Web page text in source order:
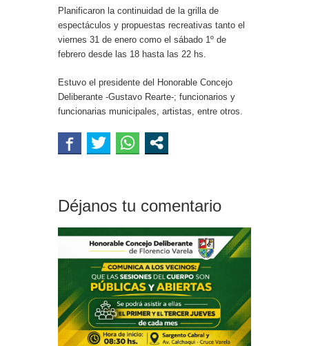
Planificaron la continuidad de la grilla de
espectáculos y propuestas recreativas tanto el
viernes 31 de enero como el sábado 1º de
febrero desde las 18 hasta las 22 hs.
Estuvo el presidente del Honorable Concejo
Deliberante -Gustavo Rearte-; funcionarios y
funcionarias municipales, artistas, entre otros.
Déjanos tu comentario